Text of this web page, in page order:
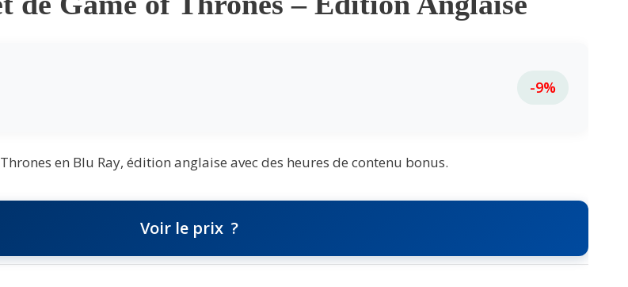
-9%
en Blu Ray, édition anglaise avec des heures de contenu bonus.
Voir le prix